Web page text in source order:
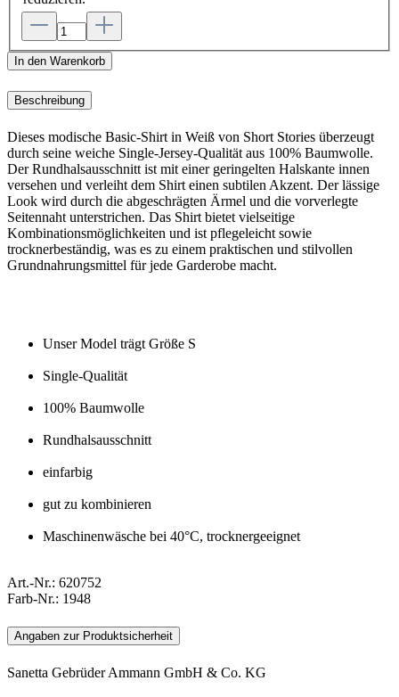
In den Warenkorb
Beschreibung
Dieses modische Basic-Shirt in Weiß von Short Stories überzeugt
durch seine weiche Single-Jersey-Qualität aus 100% Baumwolle.
Der Rundhalsausschnitt ist mit einer geringelten Halskante innen
versehen und verleiht dem Shirt einen subtilen Akzent. Der lässige
Look wird durch die abgeschrägten Ärmel und die vorverlegte
Seitennaht unterstrichen. Das Shirt bietet vielseitige
Kombinationsmöglichkeiten und ist pflegeleicht sowie
trocknerbeständig, was es zu einem praktischen und stilvollen
Grundnahrungsmittel für jede Garderobe macht.
Unser Model trägt Größe S
Single-Qualität
100% Baumwolle
Rundhalsausschnitt
einfarbig
gut zu kombinieren
Maschinenwäsche bei 40°C, trocknergeeignet
Art.-Nr.: 620752
Farb-Nr.: 1948
Angaben zur Produktsicherheit
Sanetta Gebrüder Ammann GmbH & Co. KG